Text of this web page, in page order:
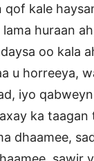
qof kale
huraan
oo kala
u horreeya,
iyo
ka taagan
dhaamee,